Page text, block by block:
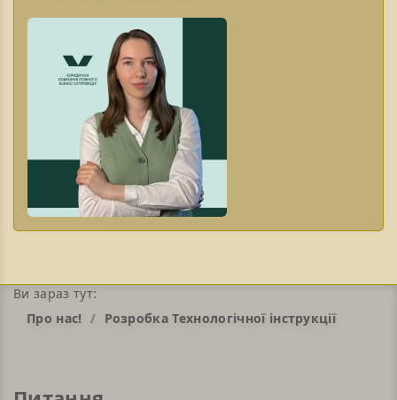
Ви зараз тут:
Про нас!
Розробка Технологічної інструкції